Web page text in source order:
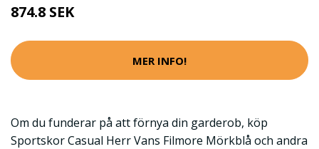
874.8 SEK
MER INFO!
Om du funderar på att förnya din garderob, köp
Sportskor Casual Herr Vans Filmore Mörkblå och andra